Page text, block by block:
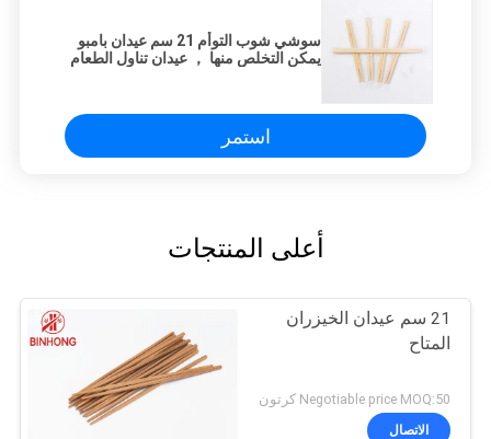
سوشي شوب التوأم 21 سم عيدان بامبو
يمكن التخلص منها ， عيدان تناول الطعام
استمر
أعلى المنتجات
21 سم عيدان الخيزران
المتاح
Negotiable price MOQ:50 كرتون
الاتصال